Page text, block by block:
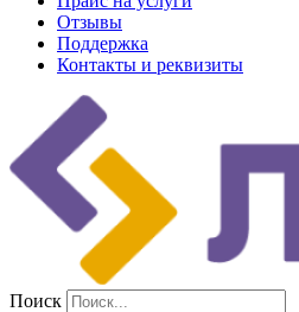
Отзывы
Поддержка
Контакты и реквизиты
Поиск